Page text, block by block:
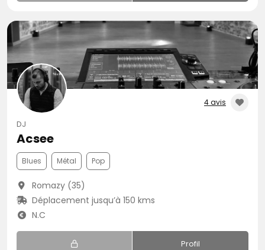
4 avis
DJ
Acsee
Blues Métal Pop
Romazy (35)
Déplacement jusqu’à 150 kms
N.C
Profil